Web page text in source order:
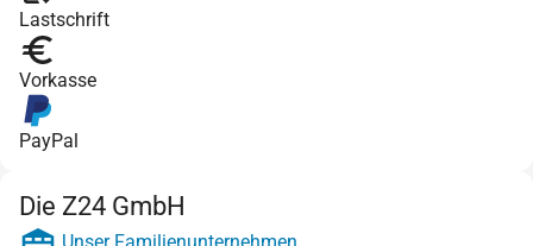
Lastschrift
Vorkasse
PayPal
Die Z24 GmbH